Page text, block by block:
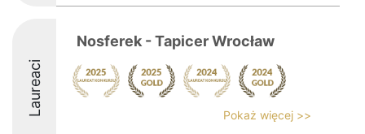
Laureaci
Nosferek - Tapicer Wrocław
Pokaż więcej >>